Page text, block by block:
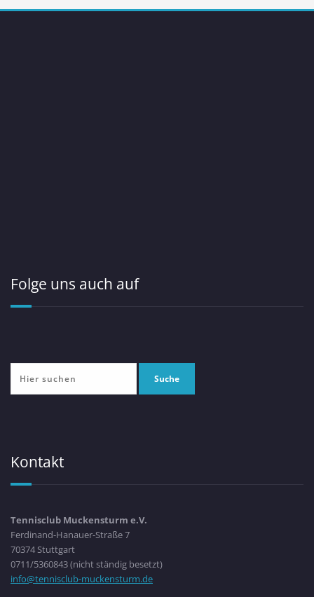
Folge uns auch auf
Kontakt
Tennisclub Muckensturm e.V.
Ferdinand-Hanauer-Straße 7
70374 Stuttgart
0711/5360843 (nicht ständig besetzt)
info@tennisclub-muckensturm.de